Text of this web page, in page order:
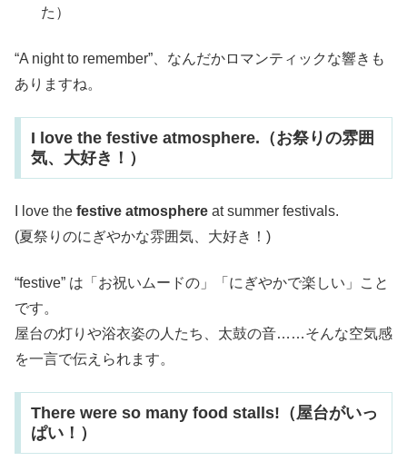
た）
“A night to remember”、なんだかロマンティックな響きも
ありますね。
I love the festive atmosphere.（お祭りの雰囲
気、大好き！）
I love the festive atmosphere at summer festivals.
(夏祭りのにぎやかな雰囲気、大好き！)
“festive” は「お祝いムードの」「にぎやかで楽しい」こと
です。
屋台の灯りや浴衣姿の人たち、太鼓の音……そんな空気感
を一言で伝えられます。
There were so many food stalls!（屋台がいっ
ぱい！）